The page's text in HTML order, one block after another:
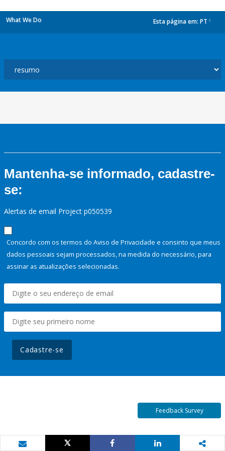
What We Do Esta página em: PT
Mantenha-se informado, cadastre-
se:
Alertas de email Project p050539
Concordo com os termos do Aviso de Privacidade e consinto que meus
dados pessoais sejam processados, na medida do necessário, para
assinar as atualizações selecionadas.
Cadastre-se
Feedback Survey